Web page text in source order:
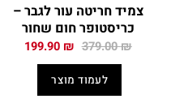
צמיד חריטה עור לגבר –
כריסטופר חום שחור
379.00₪ המחיר
379.00 ₪.
199.90 ₪ המחיר
לעמוד מוצר